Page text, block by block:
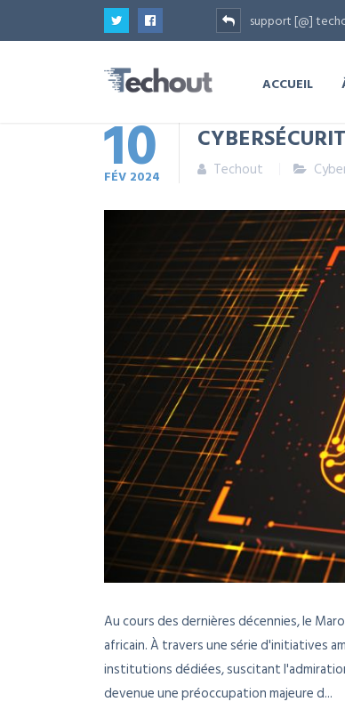
support [@]
ACCUEIL
10
FÉV 2024 Techout
Au cours des dernières décennies, le
africain. À travers une série d'initiatives
institutions dédiées, suscitant
devenue une préoccupation majeure d...